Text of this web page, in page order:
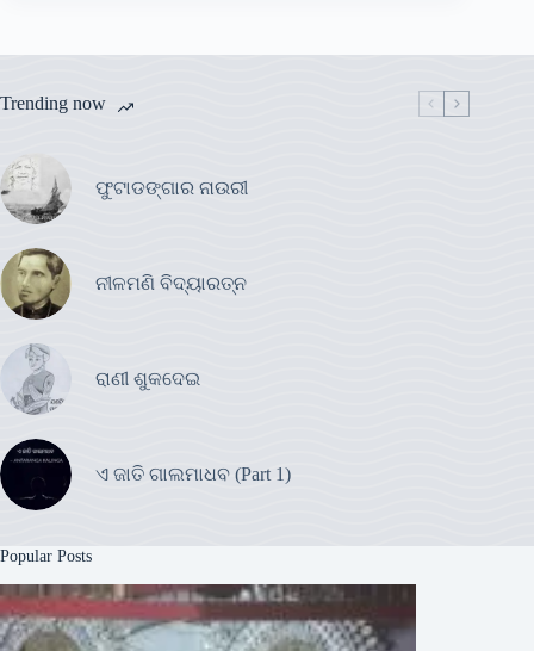
Trending now
ଫୁଟାଡଙ୍ଗାର ନାଉରୀ
ନୀଳମଣି ବିଦ୍ୟାରତ୍ନ
ରାଣୀ ଶୁକଦେଇ
ଏ ଜାତି ଗାଲମାଧବ (Part 1)
Popular Posts